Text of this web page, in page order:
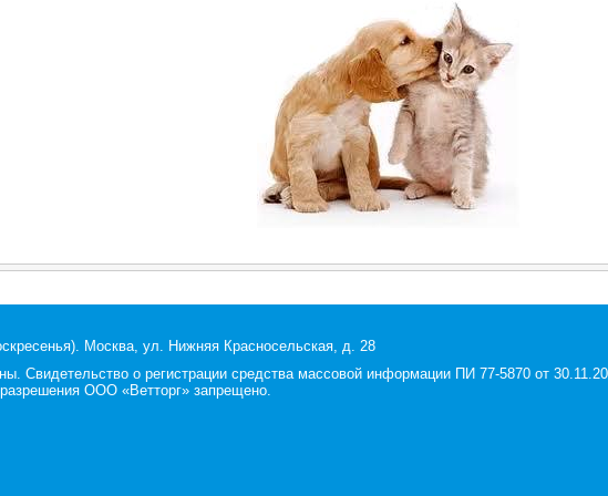
Москва, ул. Нижняя Красносельская, д. 28
о регистрации средства массовой информации ПИ 77-5870 от
ООО «Ветторг» запрещено.